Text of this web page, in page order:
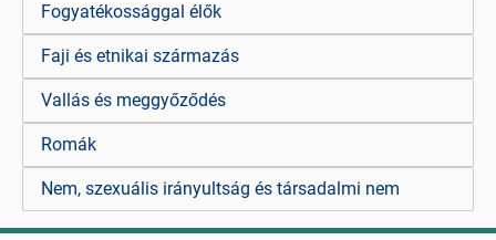
Fogyatékossággal élők
Faji és etnikai származás
Vallás és meggyőződés
Romák
Nem, szexuális irányultság és társadalmi nem